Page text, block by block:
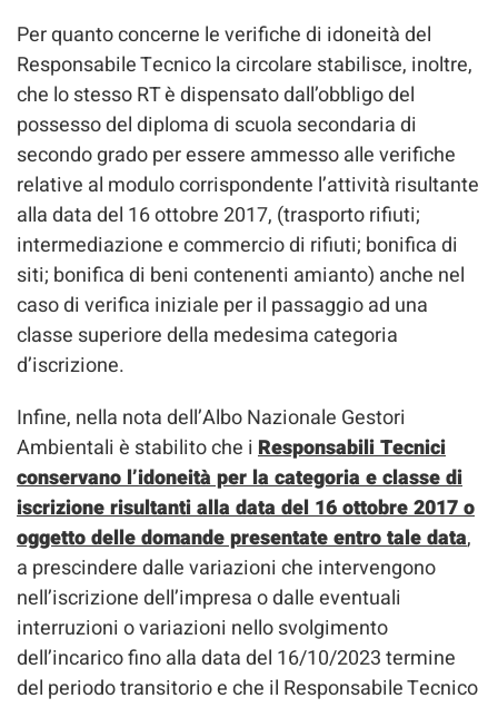
Per quanto concerne le verifiche di idoneità del
Responsabile Tecnico la circolare stabilisce, inoltre,
che lo stesso RT è dispensato dall’obbligo del
possesso del diploma di scuola secondaria di
secondo grado per essere ammesso alle verifiche
relative al modulo corrispondente l’attività risultante
alla data del 16 ottobre 2017, (trasporto rifiuti;
intermediazione e commercio di rifiuti; bonifica di
siti; bonifica di beni contenenti amianto) anche nel
caso di verifica iniziale per il passaggio ad una
classe superiore della medesima categoria
d’iscrizione.
Infine, nella nota dell’Albo Nazionale Gestori
Ambientali è stabilito che i Responsabili Tecnici
conservano l’idoneità per la categoria e classe di
iscrizione risultanti alla data del 16 ottobre 2017 o
oggetto delle domande presentate entro tale data,
a prescindere dalle variazioni che intervengono
nell’iscrizione dell’impresa o dalle eventuali
interruzioni o variazioni nello svolgimento
dell’incarico fino alla data del 16/10/2023 termine
del periodo transitorio e che il Responsabile Tecnico